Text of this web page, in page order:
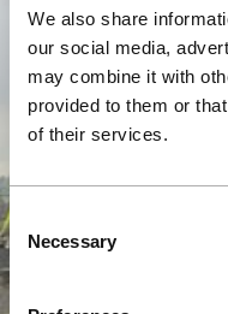
We also share
our social media,
may combine it with
provided to them or
of their services.
Consent
Selection
Necessary